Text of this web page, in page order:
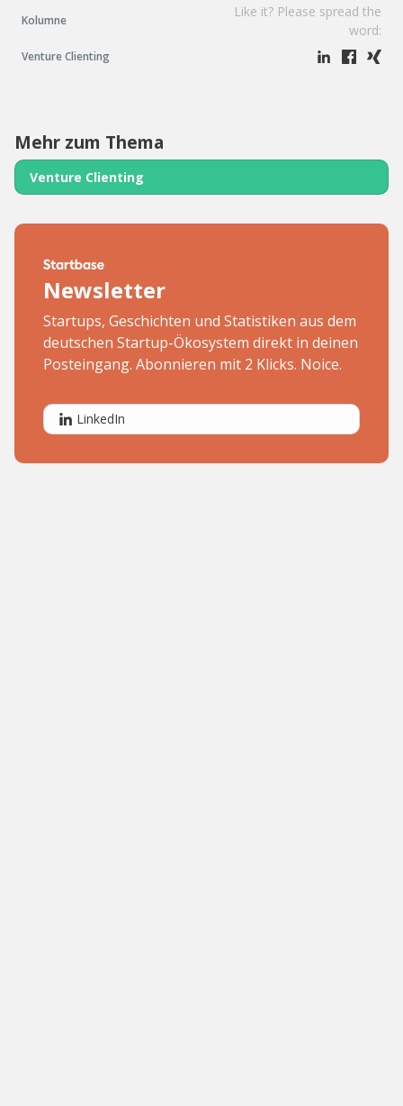
Kolumne
Venture Clienting
Like it? Please spread the
word:
Mehr zum Thema
Venture Clienting
Newsletter
Startups, Geschichten und Statistiken aus dem
deutschen Startup-Ökosystem direkt in deinen
Posteingang. Abonnieren mit 2 Klicks. Noice.
LinkedIn